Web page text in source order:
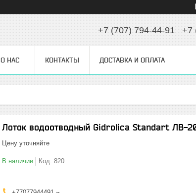
+7 (707) 794-44-91 +7
О НАС КОНТАКТЫ ДОСТАВКА И ОПЛАТА
Лоток водоотводный Gidrolica Standart ЛВ-
Цену уточняйте
В наличии Код: 820